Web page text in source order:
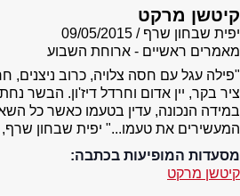
קיטשן מרקט
יפית שבחון שרף
09/05/2015
מאמרים ראשיים - ארוחת השבוע
"פילה עגל עם חסה צלויה, כרוב ניצנים,
ציר בקר, יין אדום וחרדל דיז'ון. הבשר
במידה הנכונה, עדין בטעמו כאשר כל
המעשירים את טעמו..." יפית שבחון
מסעדות המופיעות בכתבה:
קיטשן מרקט